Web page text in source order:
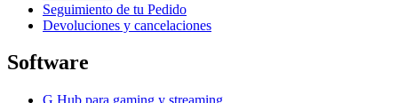
Seguimiento de tu Pedido
Devoluciones y cancelaciones
Software